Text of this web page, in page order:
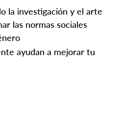
la investigación y el arte
las normas sociales
ayudan a mejorar tu